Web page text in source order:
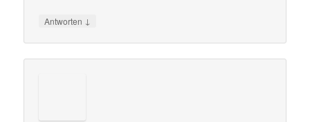
Antworten ↓